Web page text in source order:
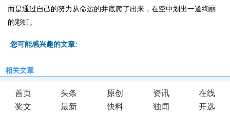
而是通过自己的努力从命运的井底爬了出来，在空中划出一道绚丽
的彩虹。
您可能感兴趣的文章:
相关文章
首页 头条 原创 资讯
在线
奖文
最新 快料 独闻 开选